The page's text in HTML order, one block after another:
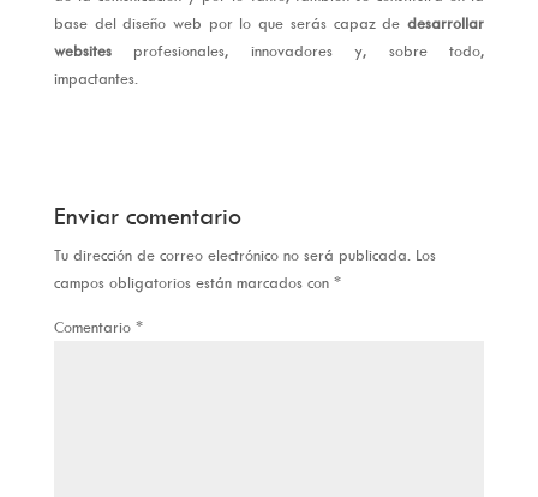
base del diseño web por lo que serás capaz dedesarrollar
websitesprofesionales, innovadores y, sobre todo,
impactantes.
Enviar comentario
Tu dirección de correo electrónico no será publicada. Los
campos obligatorios están marcados con *
Comentario *